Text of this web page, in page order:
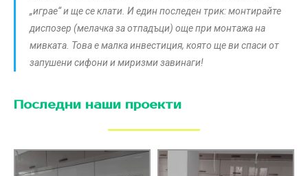
„играе“ и ще се клати. И един последен трик: монтирайте
диспозер (мелачка за отпадъци) още при монтажа на
мивката. Това е малка инвестиция, която ще ви спаси от
запушени сифони и миризми завинаги!
Последни наши проекти